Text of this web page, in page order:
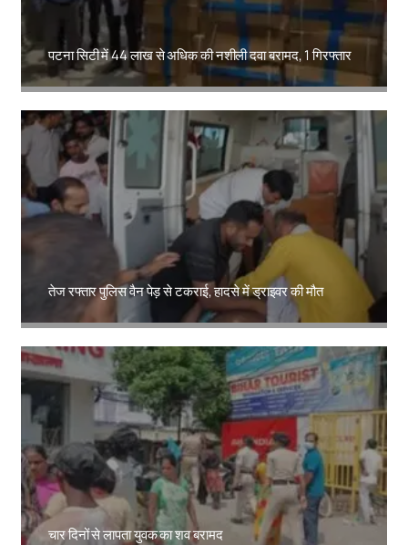
पटना सिटी में 44 लाख से अधिक की नशीली दवा बरामद, 1 गिरफ्तार
Amit Lekh
तेज रफ्तार पुलिस वैन पेड़ से टकराई, हादसे में ड्राइवर की मौत
चार दिनों से लापता युवक का शव बरामद